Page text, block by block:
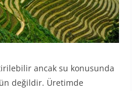
ancak su konusunda
değildir. Üretimde